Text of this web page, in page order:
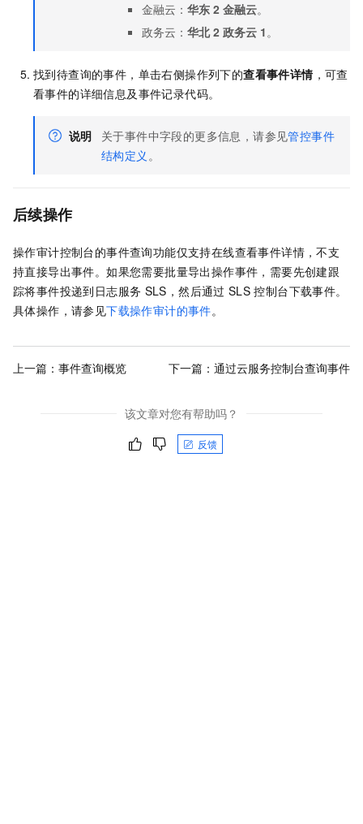
金融云： 华东 2 金融云。
政务云： 华北 2 政务云 1。
找到待查询的事件，单击右侧操作列下的查看事件详情，可查
看事件的详细信息及事件记录代码。
说明 关于事件中字段的更多信息，请参见管控事件
结构定义 。
后续操作
操作审计控制台的事件查询功能仅支持在线查看事件详情，不支
持直接导出事件。如果您需要批量导出操作事件，需要先创建跟
踪将事件投递到日志服务 SLS，然后通过 SLS 控制台下载事件。
具体操作，请参见下载操作审计的事件。
上一篇： 事件查询概览 下一篇： 通过云服务控制台查询事件
该文章对您有帮助吗？
反馈